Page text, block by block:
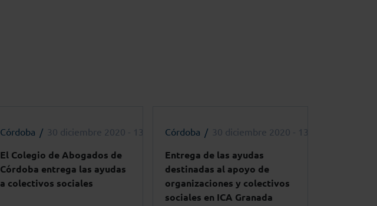
Córdoba 30 diciembre 2020 - 13:00h
El Colegio de Abogados de
Córdoba entrega las ayudas
a colectivos sociales
Córdoba 30 diciembre 2020 - 13:00h
Entrega de las ayudas
destinadas al apoyo de
organizaciones y colectivos
sociales en ICA Granada